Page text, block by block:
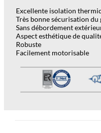
Excellente isolation
Très bonne sécurisation du
Sans débordement
Aspect esthétique de
Robuste
Facilement motorisable